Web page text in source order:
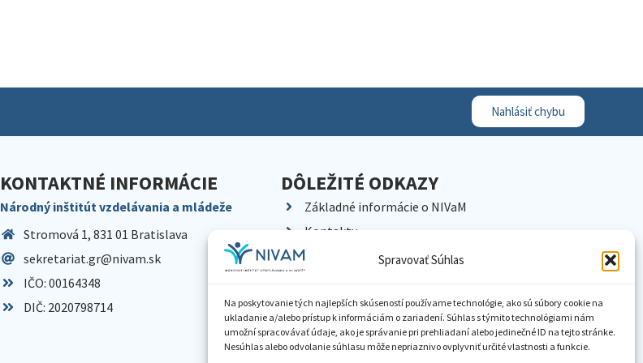
Spravovať Súhlas
Na poskytovanie tých najlepších skúseností používame technológie, ako sú súbory cookie na
ukladanie a/alebo prístup k informáciám o zariadení. Súhlas s týmito technológiami nám
umožní spracovávať údaje, ako je správanie pri prehliadaní alebo jedinečné ID na tejto stránke.
Nesúhlas alebo odvolanie súhlasu môže nepriaznivo ovplyvniť určité vlastnosti a funkcie.
Nahlásiť chybu
KONTAKTNÉ INFORMÁCIE
Národný inštitút vzdelávania a mládeže
Stromová 1, 831 01 Bratislava
sekretariat.gr@nivam.sk
IČO: 00164348
DIČ: 2020798714
DÔLEŽITÉ ODKAZY
Základné informácie o NIVaM
Kontakty
Kariéra
Pracoviská NIVaM
Dokumenty inštitúcie
Knižnica